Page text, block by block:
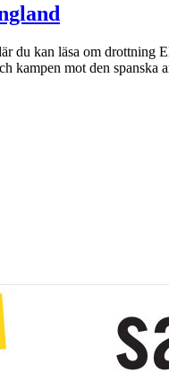
du kan läsa om drottning
kampen mot den spanska